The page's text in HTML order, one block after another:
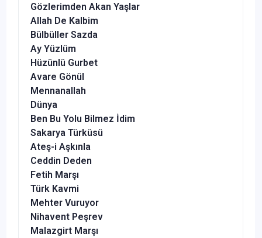
Gözlerimden Akan Yaşlar
Allah De Kalbim
Bülbüller Sazda
Ay Yüzlüm
Hüzünlü Gurbet
Avare Gönül
Mennanallah
Dünya
Ben Bu Yolu Bilmez İdim
Sakarya Türküsü
Ateş-i Aşkınla
Ceddin Deden
Fetih Marşı
Türk Kavmi
Mehter Vuruyor
Nihavent Peşrev
Malazgirt Marşı